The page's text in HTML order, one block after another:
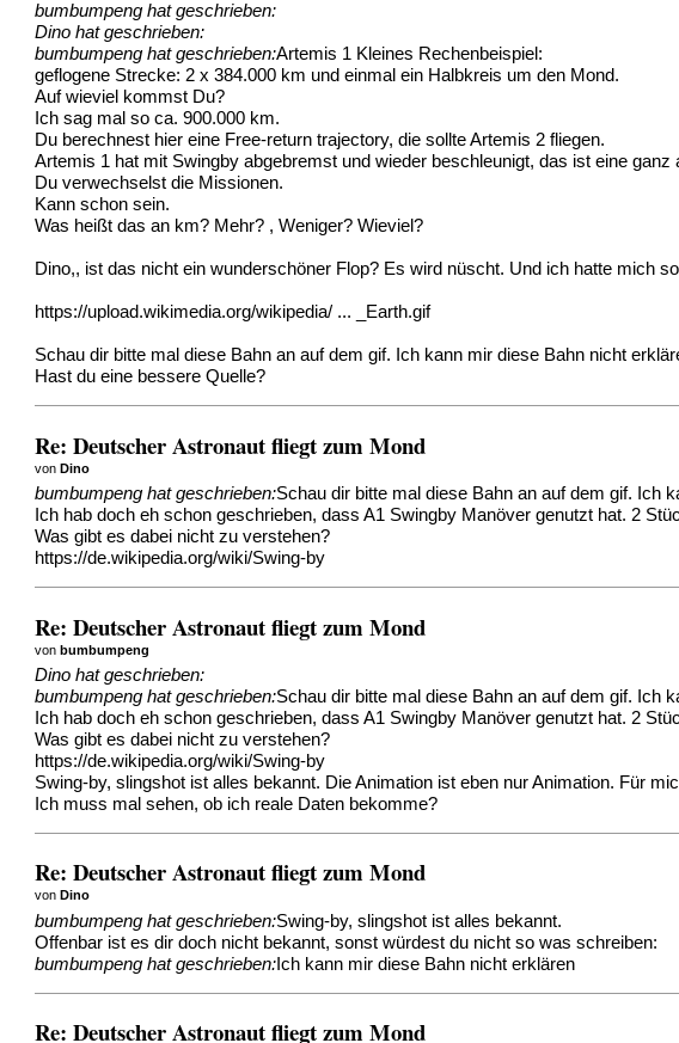
bumbumpeng hat geschrieben:
Dino hat geschrieben:
bumbumpeng hat geschrieben:Artemis 1 Kleines Rechenbeispiel:
geflogene Strecke: 2 x 384.000 km und einmal ein Halbkreis um den Mond.
Auf wieviel kommst Du?
Ich sag mal so ca. 900.000 km.
Du berechnest hier eine Free-return trajectory, die sollte Artemis 2 fliegen.
Artemis 1 hat mit Swingby abgebremst und wieder beschleunigt, das ist eine ganz
Du verwechselst die Missionen.
Kann schon sein.
Was heißt das an km? Mehr? , Weniger? Wieviel?
Dino,, ist das nicht ein wunderschöner Flop? Es wird nüscht. Und ich hatte mich
https://upload.wikimedia.org/wikipedia/ ... _Earth.gif
Schau dir bitte mal diese Bahn an auf dem gif. Ich kann mir diese Bahn nicht
Hast du eine bessere Quelle?
Re: Deutscher Astronaut fliegt zum Mond
vonDino
bumbumpeng hat geschrieben:Schau dir bitte mal diese Bahn an auf dem gif. Ich
Ich hab doch eh schon geschrieben, dass A1 Swingby Manöver genutzt hat. 2
Was gibt es dabei nicht zu verstehen?
https://de.wikipedia.org/wiki/Swing-by
Re: Deutscher Astronaut fliegt zum Mond
vonbumbumpeng
Dino hat geschrieben:
bumbumpeng hat geschrieben:Schau dir bitte mal diese Bahn an auf dem gif. Ich
Ich hab doch eh schon geschrieben, dass A1 Swingby Manöver genutzt hat. 2
Was gibt es dabei nicht zu verstehen?
https://de.wikipedia.org/wiki/Swing-by
Swing-by, slingshot ist alles bekannt. Die Animation ist eben nur Animation. Für
Ich muss mal sehen, ob ich reale Daten bekomme?
Re: Deutscher Astronaut fliegt zum Mond
von Dino
bumbumpeng hat geschrieben:Swing-by, slingshot ist alles bekannt.
Offenbar ist es dir doch nicht bekannt, sonst würdest du nicht so was schreiben:
bumbumpeng hat geschrieben: Ich kann mir diese Bahn nicht erklären
Re: Deutscher Astronaut fliegt zum Mond